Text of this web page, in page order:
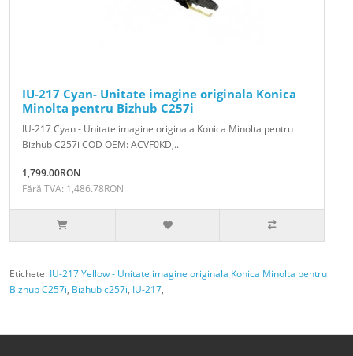
IU-217 Cyan- Unitate imagine originala Konica
Minolta pentru Bizhub C257i
IU-217 Cyan - Unitate imagine originala Konica Minolta pentru
Bizhub C257i COD OEM: ACVF0KD,..
1,799.00RON
Fără TVA: 1,486.78RON
Etichete: IU-217 Yellow - Unitate imagine originala Konica Minolta pentru
Bizhub C257i, Bizhub c257i, IU-217,